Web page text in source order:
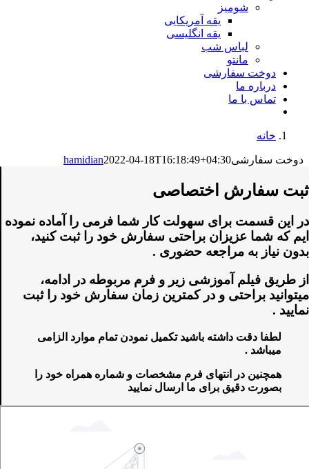
شومیز
یقه آمریکایی
یقه انگلیسی
لباس شب
مانتو
دوخت سفارشی
درباره ما
تماس با ما
خانه
دوخت سفارشی hamidian2022-04-18T16:18:49+04:30
ثبت سفارش اختصاصی
در این قسمت برای سهولت کار شما فرمی را آماده نموده
ایم که شما عزیزان براحتی سفارش خود را ثبت کنید،
بدون نیاز به مراجعه حضوری .
از طریق فیلم آموزشی زیر و فرم مربوطه در ادامه،
میتوانید براحتی و در کمترین زمان سفارش خود را ثبت
نمایید .
لطفا دقت داشته باشید تکمیل نمودن تمام موارد الزامی
میباشد .
همچنین در انتهای فرم مشخصات و شماره همراه خود را
بصورت دقیق برای ما ارسال نمایید